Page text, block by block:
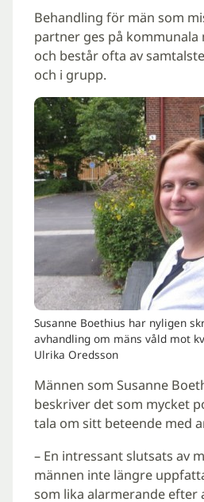
Behandling för män som
partner ges på kommunala
och består ofta av
och i grupp.
Susanne Boethius har nyligen
avhandling om mäns våld mot
Ulrika Oredsson
Männen som Susanne
beskriver det som mycket
tala om sitt beteende med
– En intressant slutsats av
männen inte längre
som lika alarmerande efter